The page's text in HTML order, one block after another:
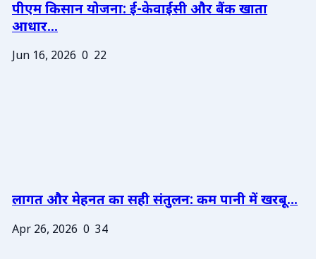
पीएम किसान योजना: ई-केवाईसी और बैंक खाता
आधार...
Jun 16, 2026 0 22
लागत और मेहनत का सही संतुलन: कम पानी में खरबू...
Apr 26, 2026 0 34